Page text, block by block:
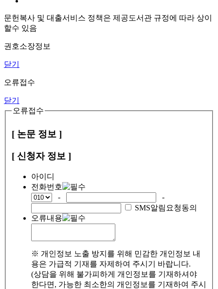
문헌복사 및 대출서비스 정책은 제공도서관 규정에 따라 상이
할수 있음
권호소장정보
닫기
오류접수
닫기
오류접수
[ 논문 정보 ]
[ 신청자 정보 ]
아이디
전화번호
-
-
SMS알림요청동의
오류내용
※ 개인정보 노출 방지를 위해 민감한 개인정보 내
용은 가급적 기재를 자제하여 주시기 바랍니다.
(상담을 위해 불가피하게 개인정보를 기재하셔야
한다면, 가능한 최소한의 개인정보를 기재하여 주시